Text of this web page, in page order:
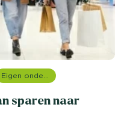
sparen naar